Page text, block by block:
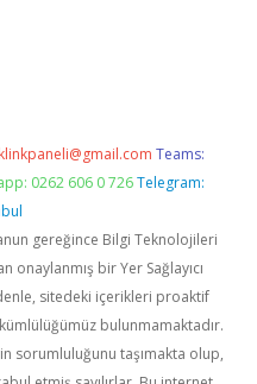
Teams:
0262 606 0 726 Telegram:
gereğince Bilgi Teknolojileri
onaylanmış bir Yer Sağlayıcı
sitedeki içerikleri proaktif
bulunmamaktadır.
sorumluluğunu taşımakta olup,